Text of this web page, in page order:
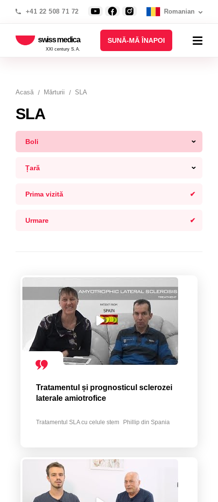
+41 22 508 71 72 Romanian
swiss medica
XXI century S.A.
SUNĂ-MĂ ÎNAPOI
Acasă Mărturii SLA
SLA
Boli
Țară
Prima vizită
Urmare
Tratamentul și prognosticul sclerozei
laterale amiotrofice
Tratamentul SLA cu celule stem Phillip din Spania